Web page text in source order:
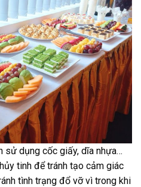
sử dụng cốc giấy, dĩa nhựa…
tinh để tránh tạo cảm giác
tình trạng đổ vỡ vì trong khi